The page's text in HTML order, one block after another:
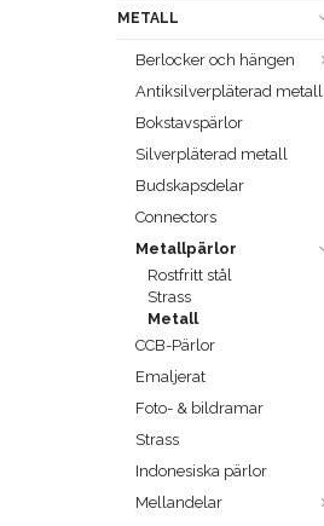
METALL
Berlocker och hängen
Antiksilverpläterad metall
Bokstavspärlor
Silverpläterad metall
Budskapsdelar
Connectors
Metallpärlor
Rostfritt stål
Strass
Metall
CCB-Pärlor
Emaljerat
Foto- & bildramar
Strass
Indonesiska pärlor
Mellandelar